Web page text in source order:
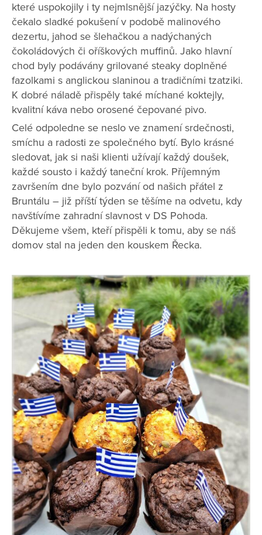
které uspokojily i ty nejmlsnější jazýčky. Na hosty
čekalo sladké pokušení v podobě malinového
dezertu, jahod se šlehačkou a nadýchaných
čokoládových či oříškových muffinů. Jako hlavní
chod byly podávány grilované steaky doplněné
fazolkami s anglickou slaninou a tradičními tzatziki.
K dobré náladě přispěly také míchané koktejly,
kvalitní káva nebo orosené čepované pivo.
Celé odpoledne se neslo ve znamení srdečnosti,
smíchu a radosti ze společného bytí. Bylo krásné
sledovat, jak si naši klienti užívají každý doušek,
každé sousto i každý taneční krok. Příjemným
završením dne bylo pozvání od našich přátel z
Bruntálu – již příští týden se těšíme na odvetu, kdy
navštívíme zahradní slavnost v DS Pohoda.
Děkujeme všem, kteří přispěli k tomu, aby se náš
domov stal na jeden den kouskem Řecka.